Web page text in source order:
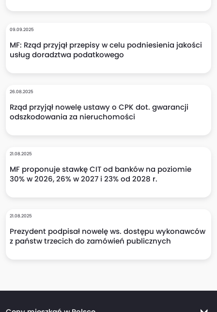
09.09.2025
MF: Rząd przyjął przepisy w celu podniesienia jakości
usług doradztwa podatkowego
26.08.2025
Rząd przyjął nowelę ustawy o CPK dot. gwarancji
odszkodowania za nieruchomości
21.08.2025
MF proponuje stawkę CIT od banków na poziomie
30% w 2026, 26% w 2027 i 23% od 2028 r.
21.08.2025
Prezydent podpisał nowelę ws. dostępu wykonawców
z państw trzecich do zamówień publicznych